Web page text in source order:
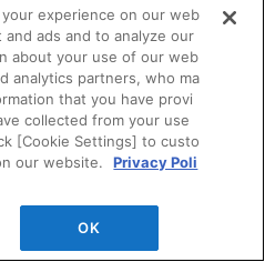
experience on our web
ads and to analyze our
about your use of our web
analytics partners, who ma
that you have provi
collected from your use
[Cookie Settings] to custo
our website.
Privacy Poli
OK